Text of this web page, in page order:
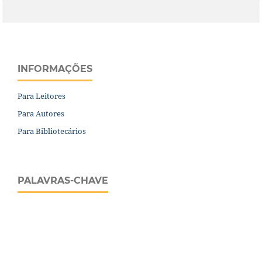
INFORMAÇÕES
Para Leitores
Para Autores
Para Bibliotecários
PALAVRAS-CHAVE